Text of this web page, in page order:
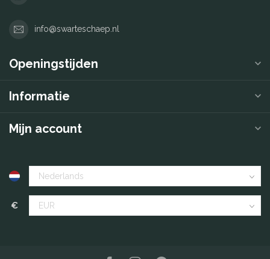
info@swarteschaep.nl
Openingstijden
Informatie
Mijn account
€